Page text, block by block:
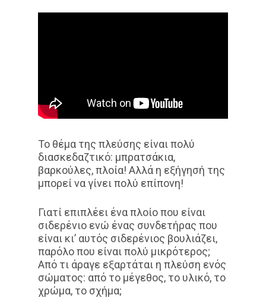
Το θέμα της πλεύσης είναι πολύ
διασκεδαζτικό: μπρατσάκια,
βαρκούλες, πλοία! Αλλά η εξήγησή της
μπορεί να γίνει πολύ επίπονη!
Γιατί επιπλέει ένα πλοίο που είναι
σιδερένιο ενώ ένας συνδετήρας που
είναι κι’ αυτός σιδερένιος βουλιάζει,
παρόλο που είναι πολύ μικρότερος;
Από τι άραγε εξαρτάται η πλεύση ενός
σώματος: από το μέγεθος, το υλικό, το
χρώμα, το σχήμα;